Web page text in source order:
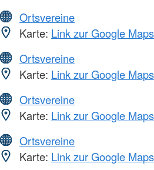
Ortsvereine
Karte: Link zur Google
Ortsvereine
Karte: Link zur Google
Ortsvereine
Karte: Link zur Google
Ortsvereine
Karte: Link zur Google